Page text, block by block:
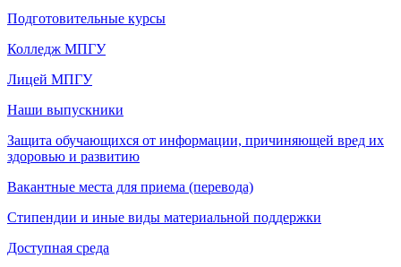
Подготовительные курсы
Колледж МПГУ
Лицей МПГУ
Наши выпускники
Защита обучающихся от информации, причиняющей вред их
здоровью и развитию
Вакантные места для приема (перевода)
Стипендии и иные виды материальной поддержки
Доступная среда